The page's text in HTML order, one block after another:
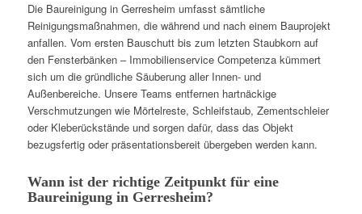
Die Baureinigung in Gerresheim umfasst sämtliche
Reinigungsmaßnahmen, die während und nach einem Bauprojekt
anfallen. Vom ersten Bauschutt bis zum letzten Staubkorn auf
den Fensterbänken – Immobilienservice Competenza kümmert
sich um die gründliche Säuberung aller Innen- und
Außenbereiche. Unsere Teams entfernen hartnäckige
Verschmutzungen wie Mörtelreste, Schleifstaub, Zementschleier
oder Kleberückstände und sorgen dafür, dass das Objekt
bezugsfertig oder präsentationsbereit übergeben werden kann.
Wann ist der richtige Zeitpunkt für eine
Baureinigung in Gerresheim?